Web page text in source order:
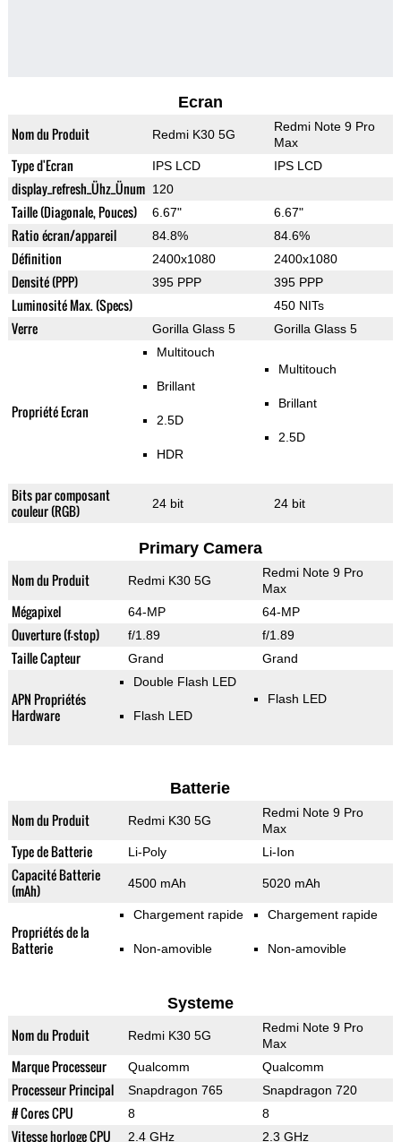
Ecran
Nom du Produit Redmi K30 5G
Redmi Note 9 Pro
Max
Type d'Ecran IPS LCD IPS LCD
display_refresh_Ühz_Ünum 120
Taille (Diagonale, Pouces) 6.67" 6.67"
Ratio écran/appareil 84.8% 84.6%
Définition 2400x1080 2400x1080
Densité (PPP) 395 PPP 395 PPP
Luminosité Max. (Specs) 450 NITs
Verre Gorilla Glass 5 Gorilla Glass 5
Propriété Ecran
Multitouch
Brillant
2.5D
HDR
Multitouch
Brillant
2.5D
Bits par composant
couleur (RGB)
24 bit 24 bit
Primary Camera
Nom du Produit Redmi K30 5G
Redmi Note 9 Pro
Max
Mégapixel 64-MP 64-MP
Ouverture (f-stop) f/1.89 f/1.89
Taille Capteur Grand Grand
APN Propriétés
Hardware
Double Flash LED
Flash LED
Flash LED
Batterie
Nom du Produit Redmi K30 5G
Redmi Note 9 Pro
Max
Type de Batterie Li-Poly Li-Ion
Capacité Batterie
(mAh)
4500 mAh 5020 mAh
Propriétés de la
Batterie
Chargement rapide
Non-amovible
Chargement rapide
Non-amovible
Systeme
Nom du Produit Redmi K30 5G
Redmi Note 9 Pro
Max
Marque Processeur Qualcomm Qualcomm
Processeur Principal Snapdragon 765 Snapdragon 720
# Cores CPU 8 8
Vitesse horloge CPU 2.4 GHz 2.3 GHz